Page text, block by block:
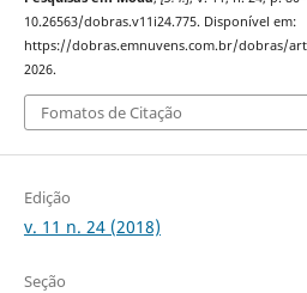
10.26563/dobras.v11i24.775. Disponível em:
https://dobras.emnuvens.com.br/dobras/
2026.
Fomatos de Citação
Edição
v. 11 n. 24 (2018)
Seção